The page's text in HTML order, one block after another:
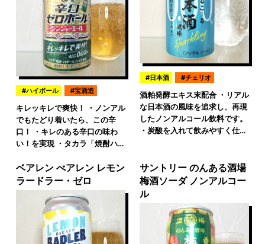
ハイボール 宝酒造
キレッキレで爽快！ ・ノンアル
でもたどり着いたら、この辛
口！ ・キレのある辛口の味わ
い！を実現 ・タカラ「焼酎ハ…
日本酒 チェリオ
酒粕発酵エキス末配合 ・リアル
な日本酒の風味を追求し、再現
したノンアルコール飲料です。
・炭酸を入れて飲みやすく仕…
ベアレン べアレン レモン
ラードラー・ゼロ
サントリー のんある酒場
梅酒ソーダ ノンアルコー
ル